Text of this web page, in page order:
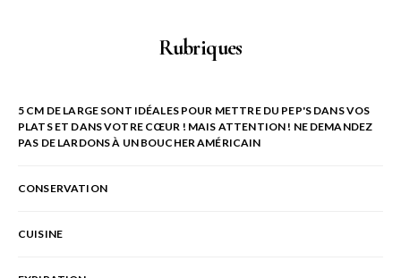
Rubriques
5 CM DE LARGE SONT IDÉALES POUR METTRE DU PEP'S DANS VOS
PLATS ET DANS VOTRE CŒUR ! MAIS ATTENTION ! NE DEMANDEZ
PAS DE LARDONS À UN BOUCHER AMÉRICAIN
CONSERVATION
CUISINE